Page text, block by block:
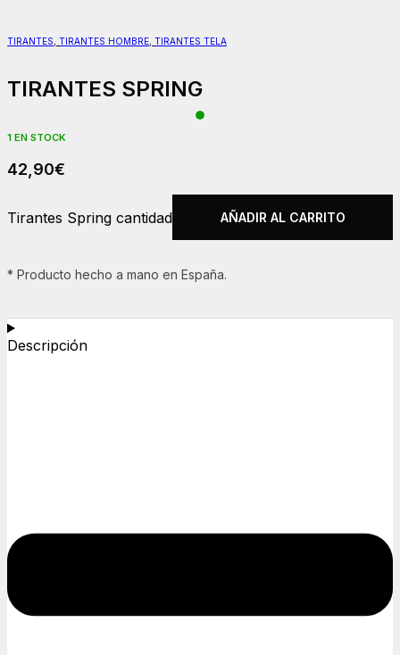
TIRANTES TIRANTES HOMBRE TIRANTES TELA
TIRANTES SPRING
1 EN STOCK
42,90€
Tirantes Spring cantidad AÑADIR AL CARRITO
* Producto hecho a mano en España.
Descripción